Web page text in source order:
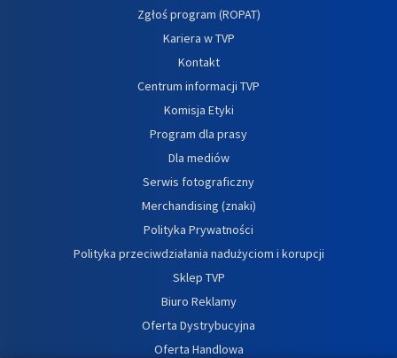
Zgłoś program (ROPAT)
Kariera w TVP
Kontakt
Centrum informacji TVP
Komisja Etyki
Program dla prasy
Dla mediów
Serwis fotograficzny
Merchandising (znaki)
Polityka Prywatności
Polityka przeciwdziałania nadużyciom i korupcji
Sklep TVP
Biuro Reklamy
Oferta Dystrybucyjna
Oferta Handlowa